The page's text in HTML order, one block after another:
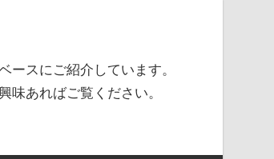
ースにご紹介しています。
味あればご覧ください。